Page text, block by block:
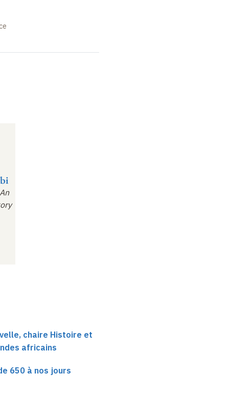
chaire Histoire et
africains
650 à nos jours